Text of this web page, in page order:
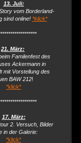
13. Juli:
vom Borderland-
sind online! *klick*
21. März:
Familenfest des
Ackermann in
mit Vorstellung des
BAW 212!
*klick*
17. März:
2. Versuch, Bilder
in der Galerie:
*klick*